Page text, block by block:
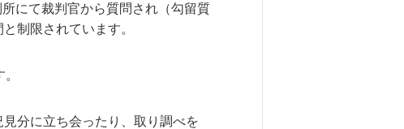
にて裁判官から質問され（勾留質
制限されています。
分に立ち会ったり、取り調べを